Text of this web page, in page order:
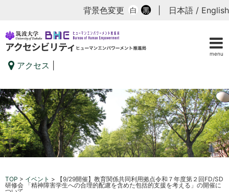
menu
背景色変更 白 黒 日本語 / English
アクセス
TOP > イベント >
【9/29開催】教育関係共同利用拠点令和７年度第２回FD/SD
研修会 「精神障害学生への合理的配慮を含めた包括的支援を考える」の開催に